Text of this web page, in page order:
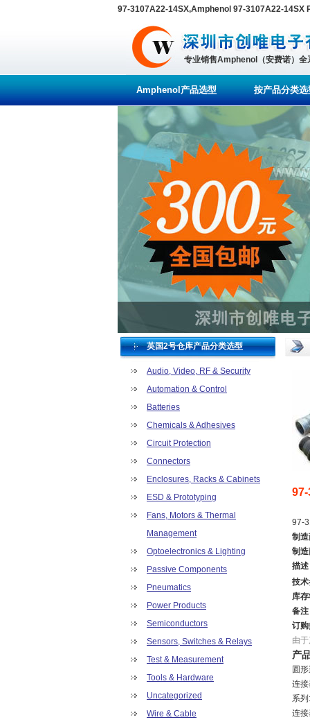
97-3107A22-14SX,Amphenol 97-3107A22-14SX
专业销售Amphenol（安费诺）全
Amphenol产品选型 按产品分类选
英国2号仓库产品分类选型
Audio, Video, RF & Security
Automation & Control
Batteries
Chemicals & Adhesives
Circuit Protection
Connectors
Enclosures, Racks & Cabinets
ESD & Prototyping
Fans, Motors & Thermal
Management
Optoelectronics & Lighting
Passive Components
Pneumatics
Power Products
Semiconductors
Sensors, Switches & Relays
Test & Measurement
Tools & Hardware
Uncategorized
Wire & Cable
97-
制
制
描
技
库
备
订
由
产
圆
连
系
连